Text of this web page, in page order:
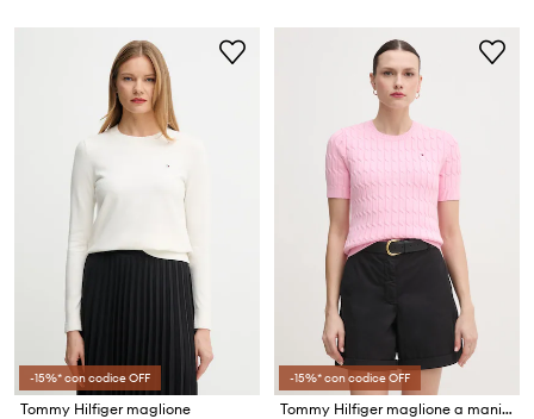
-15%* con codice OFF
Tommy Hilfiger maglione
-15%* con codice OFF
Tommy Hilfiger maglione a maniche corte da donna in cotone